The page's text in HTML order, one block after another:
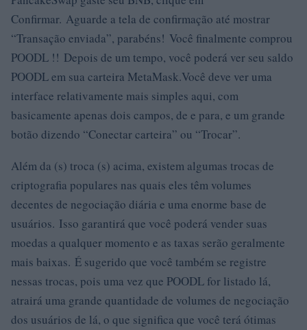
Confirmar. Aguarde a tela de confirmação até mostrar
“Transação enviada”, parabéns! Você finalmente comprou
POODL !! Depois de um tempo, você poderá ver seu saldo
POODL em sua carteira MetaMask.Você deve ver uma
interface relativamente mais simples aqui, com
basicamente apenas dois campos, de e para, e um grande
botão dizendo “Conectar carteira” ou “Trocar”.
Além da (s) troca (s) acima, existem algumas trocas de
criptografia populares nas quais eles têm volumes
decentes de negociação diária e uma enorme base de
usuários. Isso garantirá que você poderá vender suas
moedas a qualquer momento e as taxas serão geralmente
mais baixas. É sugerido que você também se registre
nessas trocas, pois uma vez que POODL for listado lá,
atrairá uma grande quantidade de volumes de negociação
dos usuários de lá, o que significa que você terá ótimas